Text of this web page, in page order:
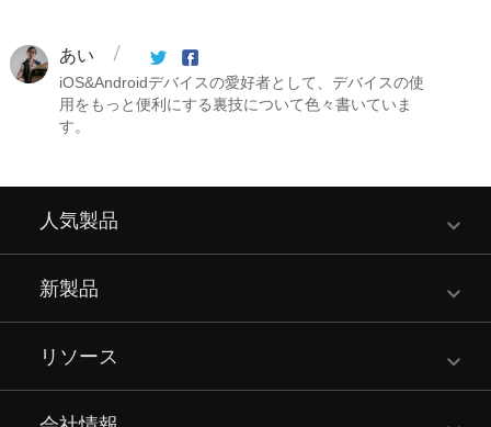
あい
iOS&Androidデバイスの愛好者として、デバイスの使
用をもっと便利にする裏技について色々書いていま
す。
人気製品
新製品
リソース